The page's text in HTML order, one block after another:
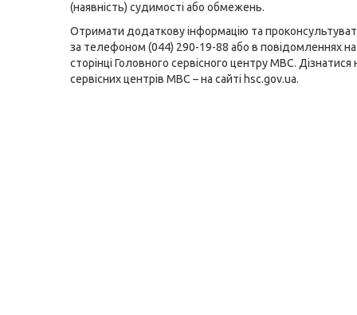
(наявність) судимості або обмежень.
Отримати додаткову інформацію та
за телефоном (044) 290-19-88 або в повідомленнях
сторінці Головного сервісного центру МВС. Дізнатися
сервісних центрів MBC – на сайті hsc.gov.ua.